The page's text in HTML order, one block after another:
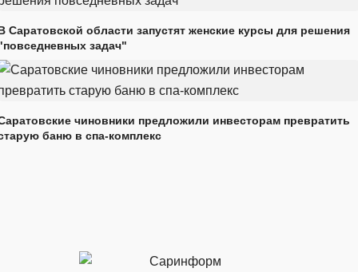
Саратовской области запустят женские курсы для решения
задач"
чиновники предложили инвесторам превратить
баню в спа-комплекс